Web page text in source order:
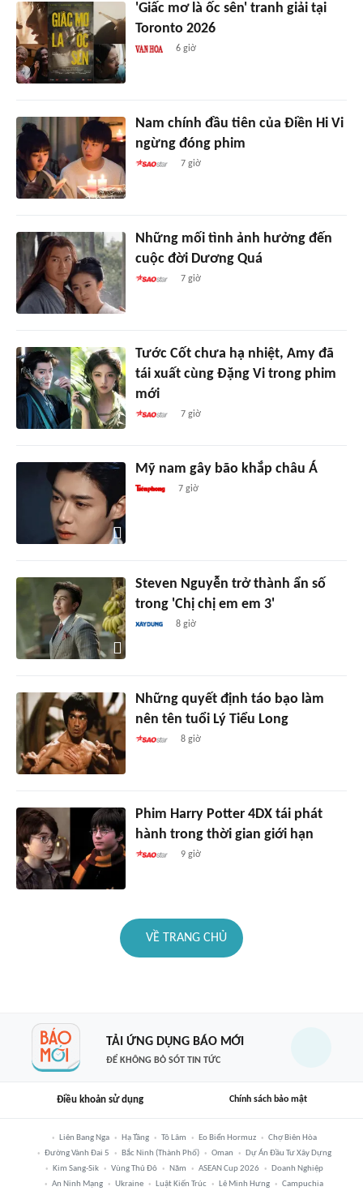
'Giấc mơ là ốc sên' tranh giải tại
Toronto 2026
6 giờ
Nam chính đầu tiên của Điền Hi Vi
ngừng đóng phim
7 giờ
Những mối tình ảnh hưởng đến
cuộc đời Dương Quá
7 giờ
Tước Cốt chưa hạ nhiệt, Amy đã
tái xuất cùng Đặng Vi trong phim
mới
7 giờ
Mỹ nam gây bão khắp châu Á
7 giờ
Steven Nguyễn trở thành ẩn số
trong 'Chị chị em em 3'
8 giờ
Những quyết định táo bạo làm
nên tên tuổi Lý Tiểu Long
8 giờ
Phim Harry Potter 4DX tái phát
hành trong thời gian giới hạn
9 giờ
VỀ TRANG CHỦ
TẢI ỨNG DỤNG BÁO MỚI
ĐỂ KHÔNG BỎ SÓT TIN TỨC
Điều khoản sử dụng Chính sách bảo mật
Liên Bang Nga Hạ Tầng Tô Lâm Eo Biển Hormuz
Chợ Biên Hòa
Đường Vành Đai 5
Bắc Ninh (thành Phố) Oman
Dự Án Đầu Tư Xây Dựng
Kim Sang-Sik
Vùng Thủ Đô Năm ASEAN Cup 2026
Doanh Nghiệp
An Ninh Mạng
Ukraine Luật Kiến Trúc Lê Minh Hưng Campuchia